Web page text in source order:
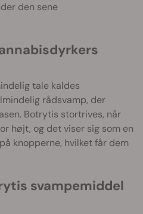
den sene
tale kaldes
rådsvamp, der
Botrytis stortrives, når
højt, og det viser sig som en
knopperne, hvilket får dem
svampemiddel